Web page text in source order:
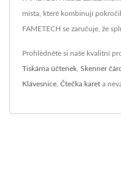
místa, které kombinují
FAMETECH se zaručuje, že
Prohlédněte si naše kvalitní
Tiskárna účtenek Skenner
Klávesnice Čtečka karet a